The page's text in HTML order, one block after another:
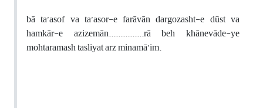
bā ta’asof va ta’asor-e farāvān dargozasht-e dūst va
hamkār-e azizemān...............rā beh khānevāde-ye
mohtaramash tasliyat arz minamā’im.